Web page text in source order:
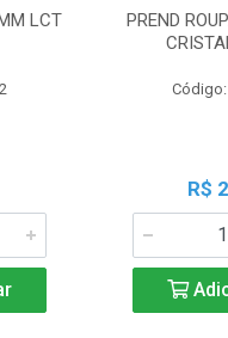
LCT
PREND
R$